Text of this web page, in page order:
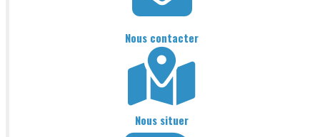
Nous contacter
Nous situer